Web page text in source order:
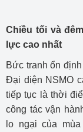
Chiều tối và
lực cao nhất
Bức tranh ổn
Đại diện NSMO
tiếp tục là thời
công tác vận
lo ngại của